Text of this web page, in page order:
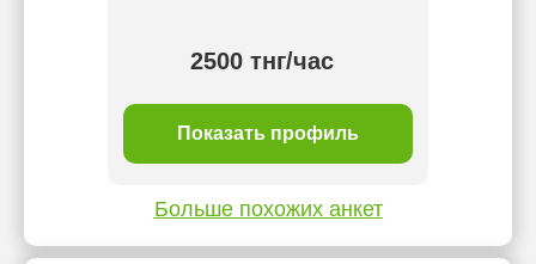
2500 тнг/час
Показать профиль
Больше похожих анкет